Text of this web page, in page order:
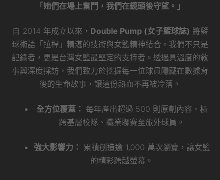
「她們在場上奮鬥，我們在鏡頭後守望。」
自 2014 年成立以來， Double Pump (女子籃球誌) 將籃
球術語「拉桿」精湛的技術與女籃精神結合。我們不只是
記錄者，更是台灣女籃最堅定的支持者。透過具溫度的敘
事與深度採訪，我們致力於挖掘每一位球員隱藏在數據背
後的生命故事，讓這份熱血不再被冷落。
全方位覆蓋： 每年產出超過 500 則原創內容，橫
跨基層校隊、職業聯賽至旅外球員。
強大影響力：
累積創造逾 1,000 萬次瀏覽，讓女籃
的精彩跨越螢幕。